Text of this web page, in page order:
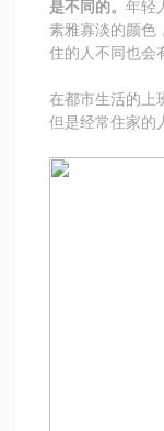
是不同的。 年轻
素雅寡淡的颜色
住的人不同也会有
在都市生活的上
但是经常住家的